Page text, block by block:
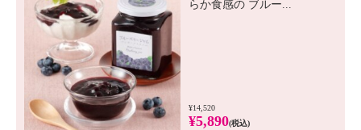
らか食感の ブルー...
¥14,520
¥5,890(税込)